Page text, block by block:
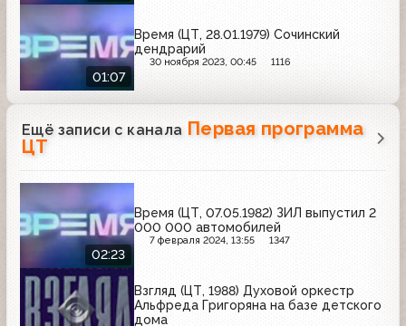
01:07
Время (ЦТ, 28.01.1979) Сочинский
дендрарий
30 ноября 2023, 00:45 1116
Ещё записи с канала Первая программа
ЦТ
02:23
Время (ЦТ, 07.05.1982) ЗИЛ выпустил 2
000 000 автомобилей
7 февраля 2024, 13:55 1347
Взгляд (ЦТ, 1988) Духовой оркестр
Альфреда Григоряна на базе детского
дома